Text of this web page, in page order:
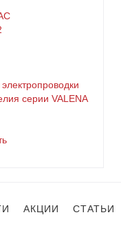
серии VALENA
АКЦИИ СТАТЬИ